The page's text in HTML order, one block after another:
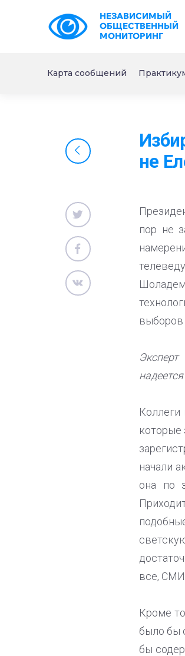
НЕЗАВИСИМЫЙ
ОБЩЕСТВЕННЫЙ
МОНИТОРИНГ
Карта сообщений
не
пор не
выборов
которые
начали
она по
все, СМИ
Кроме
было бы
бы